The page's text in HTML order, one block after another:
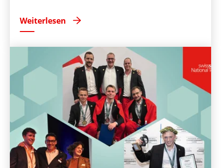
Weiterlesen